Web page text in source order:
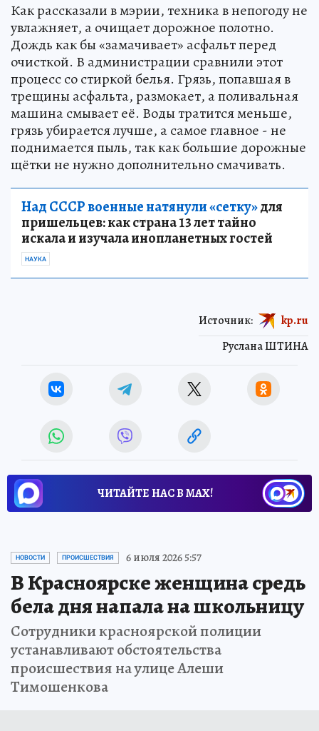
Как рассказали в мэрии, техника в непогоду не
увлажняет, а очищает дорожное полотно.
Дождь как бы «замачивает» асфальт перед
очисткой. В администрации сравнили этот
процесс со стиркой белья. Грязь, попавшая в
трещины асфальта, размокает, а поливальная
машина смывает её. Воды тратится меньше,
грязь убирается лучше, а самое главное - не
поднимается пыль, так как большие дорожные
щётки не нужно дополнительно смачивать.
Над СССР военные натянули «сетку»для
пришельцев: как страна 13 лет тайно
искала и изучала инопланетных гостей
НАУКА
Руслана ШТИНА
Источник: kp.ru
ЧИТАЙТЕ НАС В МАХ!
НОВОСТИ ПРОИСШЕСТВИЯ 6 июля 2026 5:57
В Красноярске женщина средь
бела дня напала на школьницу
Сотрудники красноярской полиции
устанавливают обстоятельства
происшествия на улице Алеши
Тимошенкова